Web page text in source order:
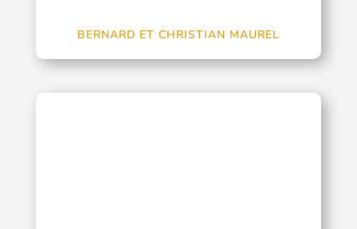
BERNARD ET CHRISTIAN MAUREL